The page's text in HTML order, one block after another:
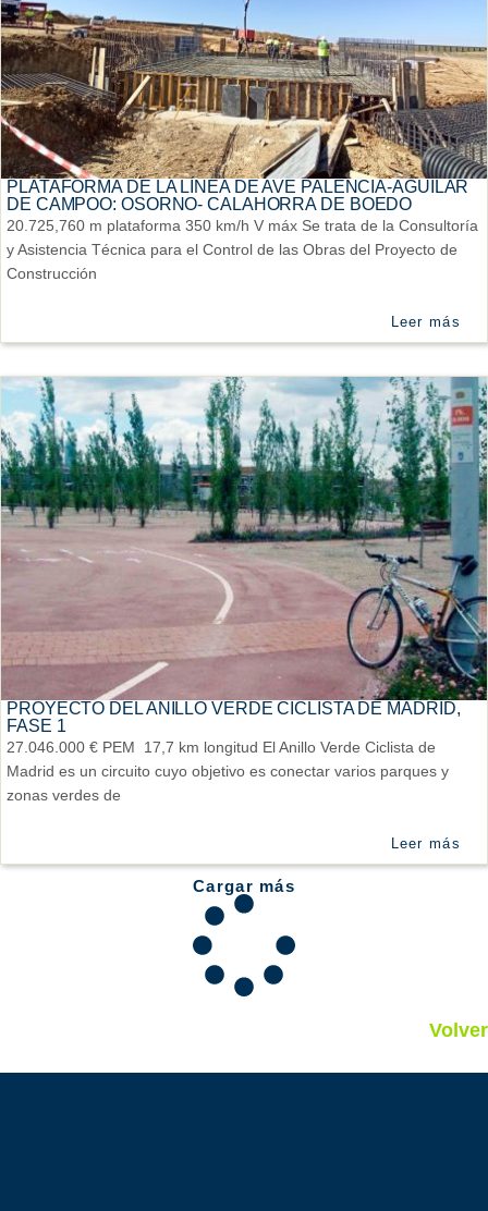
PLATAFORMA DE LA LÍNEA DE AVE PALENCIA-AGUILAR
DE CAMPOO: OSORNO- CALAHORRA DE BOEDO
20.725,760 m plataforma 350 km/h V máx Se trata de la Consultoría
y Asistencia Técnica para el Control de las Obras del Proyecto de
Construcción
Leer más
PROYECTO DEL ANILLO VERDE CICLISTA DE MADRID,
FASE 1
27.046.000 € PEM 17,7 km longitud El Anillo Verde Ciclista de
Madrid es un circuito cuyo objetivo es conectar varios parques y
zonas verdes de
Leer más
Cargar más
Volver